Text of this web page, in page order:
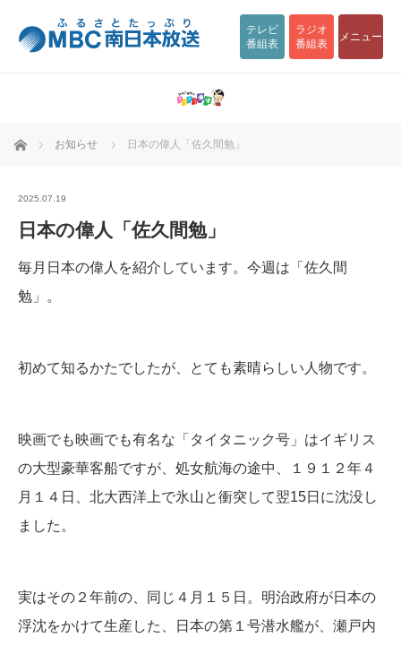
テレビ
番組表
ラジオ
番組表
メニュー
ホーム お知らせ 日本の偉人「佐久間勉」
2025.07.19
日本の偉人「佐久間勉」
毎月日本の偉人を紹介しています。今週は「佐久間
勉」。
初めて知るかたでしたが、とても素晴らしい人物です。
映画でも映画でも有名な「タイタニック号」はイギリス
の大型豪華客船ですが、処女航海の途中、１９１２年４
月１４日、北大西洋上で氷山と衝突して翌15日に沈没し
ました。
実はその２年前の、同じ４月１５日。明治政府が日本の
浮沈をかけて生産した、日本の第１号潜水艦が、瀬戸内